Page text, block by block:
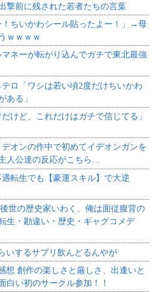
撃前に残された若者たちの言葉
！ちいかわシール貼ったよー！」→母
ｗｗｗｗ
ネーが転がり込んでガチで東北最強
ロ「ワシは若い頃2度だけちいかわ
ある」
けど、これだけはガチで信じてる」
オンの作中で初めてイデオンガンを
人公達の反応がこちら…
転生でも【豪運スキル】で大逆
世の歴史家いわく、俺は面従腹背の
生・勘違い・歴史・ギャグコメデ
いするサプリ飲んどるんやが
想 創作の楽しさと厳しさ、出逢いと
白い初のサークル参加！！